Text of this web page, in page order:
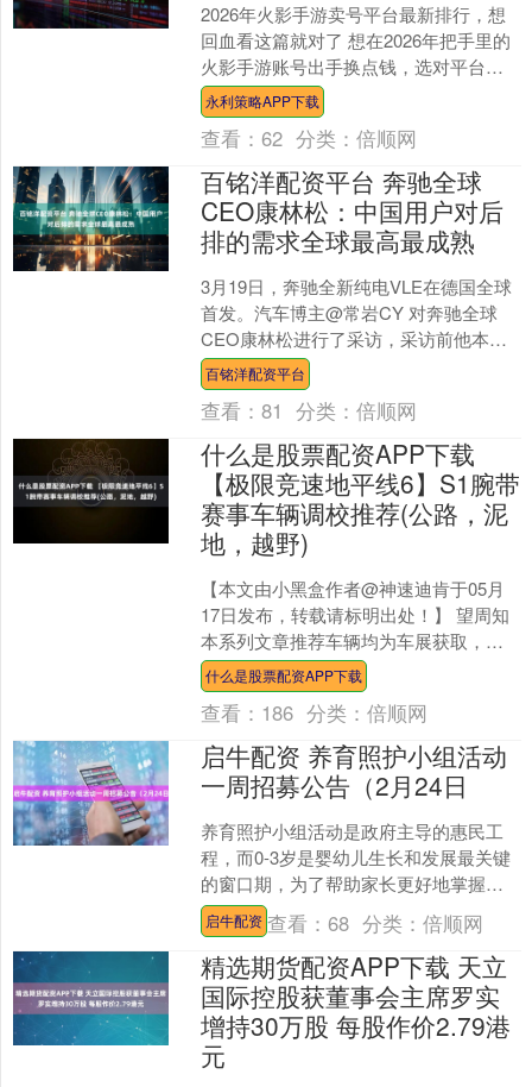
2026年火影手游卖号平台最新排行，想
回血看这篇就对了 想在2026年把手里的
火影手游账号出手换点钱，选对平台真
的太关键了。坑很多，容易被骗。我仔
细对比了一圈，....
永利策略APP下载
查看：62 分类：倍顺网
百铭洋配资平台 奔驰全球
CEO康林松：中国用户对后
排的需求全球最高最成熟
3月19日，奔驰全新纯电VLE在德国全球
首发。汽车博主@常岩CY 对奔驰全球
CEO康林松进行了采访，采访前他本想
质问“中国MPV都按乘用车做了，你们怎
么还固执”....
百铭洋配资平台
查看：81 分类：倍顺网
什么是股票配资APP下载
【极限竞速地平线6】S1腕带
赛事车辆调校推荐(公路，泥
地，越野)
【本文由小黑盒作者@神速迪肯于05月
17日发布，转载请标明出处！】 望周知
本系列文章推荐车辆均为车展获取，便
宜为主，或者随游戏进度解锁。 该车辆
推荐初衷为推进....
什么是股票配资APP下载
查看： 186 分类：倍顺网
启牛配资 养育照护小组活动
一周招募公告（2月24日
养育照护小组活动是政府主导的惠民工
程，而0-3岁是婴幼儿生长和发展最关键
的窗口期，为了帮助家长更好地掌握家
庭养育的相关知识、方法和实操技能，
从而创造一个适宜婴幼....
启牛配资 查看：68 分类：倍顺网
精选期货配资APP下载 天立
国际控股获董事会主席罗实
增持30万股 每股作价2.79港
元